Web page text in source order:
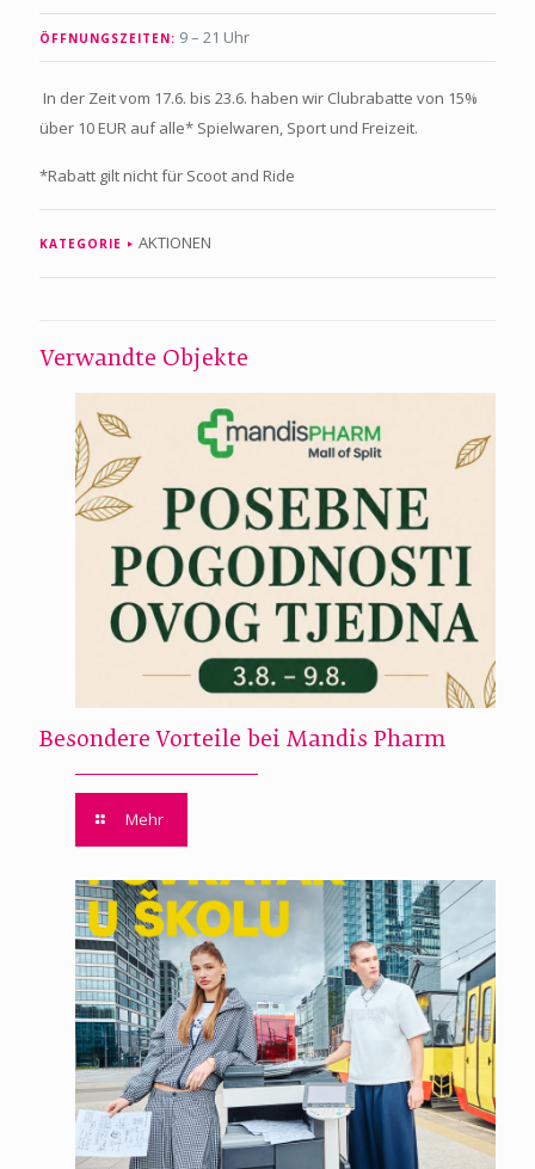
ÖFFNUNGSZEITEN: 9 – 21 Uhr
In der Zeit vom 17.6. bis 23.6. haben wir Clubrabatte von 15%
über 10 EUR auf alle* Spielwaren, Sport und Freizeit.
*Rabatt gilt nicht für Scoot and Ride
KATEGORIE AKTIONEN
Verwandte Objekte
Besondere Vorteile bei Mandis Pharm
Mehr